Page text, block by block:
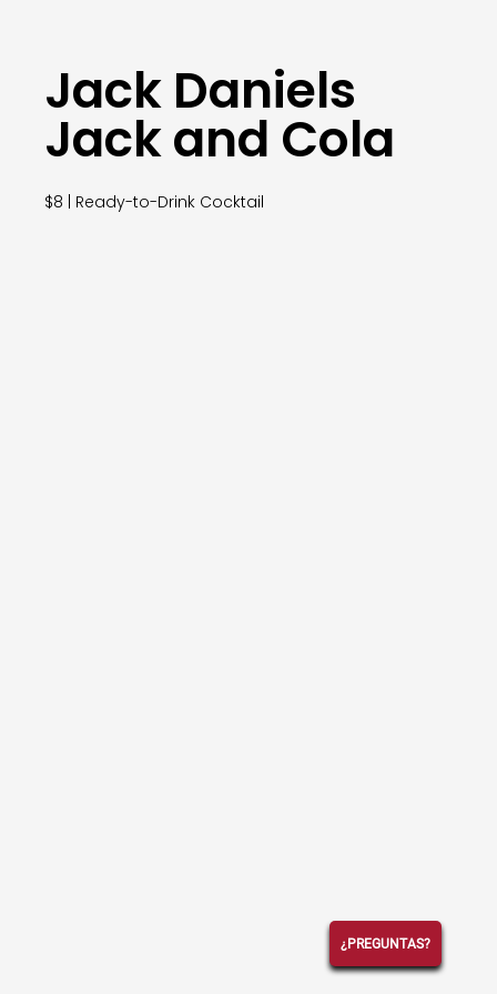
Jack Daniels
Jack and Cola
$8 | Ready-to-Drink Cocktail
¿PREGUNTAS?